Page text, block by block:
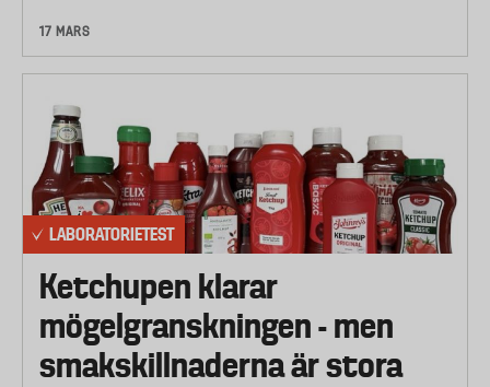
17 MARS
LABORATORIETEST
Ketchupen klarar
mögelgranskningen - men
smakskillnaderna är stora